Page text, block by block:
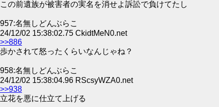
この前遺族が被害者の実名を消せよ訴訟で負けてたし
957:名無しどんぶらこ
24/12/02 15:38:02.75 CkidtMeN0.net
>>886
歩かされて怒ったくらいなんじゃね？
958:名無しどんぶらこ
24/12/02 15:38:04.96 RScsyWZA0.net
>>938
立花を悪に仕立て上げる